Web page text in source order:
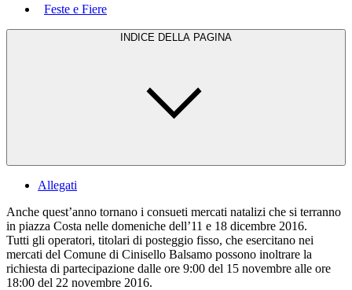
Feste e Fiere
INDICE DELLA PAGINA
Allegati
Anche quest’anno tornano i consueti mercati natalizi che si terranno
in piazza Costa nelle domeniche dell’11 e 18 dicembre 2016.
Tutti gli operatori, titolari di posteggio fisso, che esercitano nei
mercati del Comune di Cinisello Balsamo possono inoltrare la
richiesta di partecipazione dalle ore 9:00 del 15 novembre alle ore
18:00 del 22 novembre 2016.